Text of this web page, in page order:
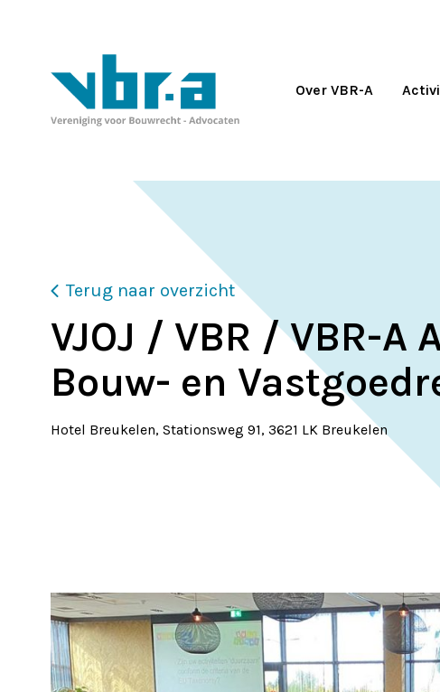
Over VBR-A
Terug naar overzicht
VJOJ / VBR / VBR-
Bouw- en
Hotel Breukelen, Stationsweg 91, 3621 LK Breukelen